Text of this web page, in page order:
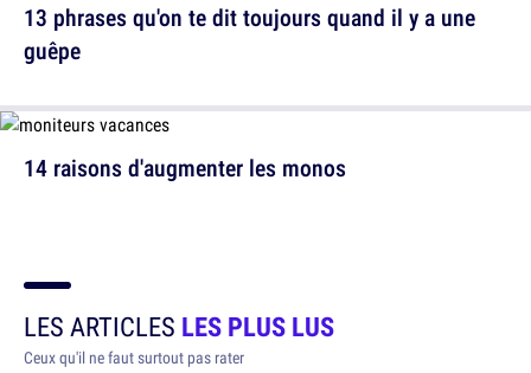
13 phrases qu'on te dit toujours quand il y a une
guêpe
14 raisons d'augmenter les monos
LES ARTICLES LES PLUS LUS
Ceux qu'il ne faut surtout pas rater